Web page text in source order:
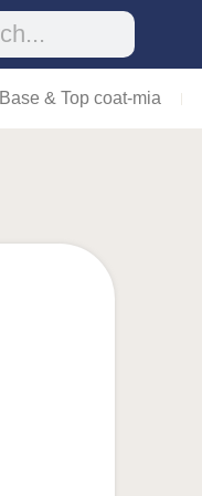
Base & Top coat-mia